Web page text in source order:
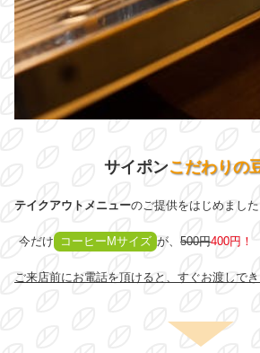
サイポンこだわりの
テイクアウトメニューのご提供をはじめました
今だけ コーヒーMサイズ が、500円400円！
ご来店前にお電話を頂けると、すぐお渡しで